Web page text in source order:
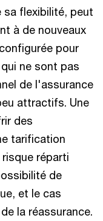
sa flexibilité, peut
à de nouveaux
pour
ne sont pas
de l'assurance
attractifs. Une
des
tarification
réparti
de
et le cas
la réassurance.